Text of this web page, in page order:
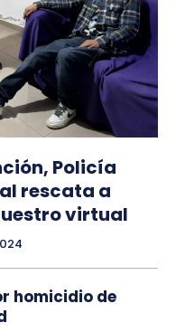
Policía
rescata a
virtual
homicidio de